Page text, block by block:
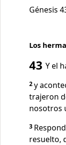
Génesis
Los
43 Y el
2y
trajeron
nosotros
3
resuelto,